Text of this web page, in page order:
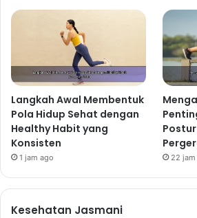
Langkah Awal Membentuk
Pola Hidup Sehat dengan
Healthy Habit yang
Konsisten
1 jam ago 22 jam
Kesehatan Jasmani